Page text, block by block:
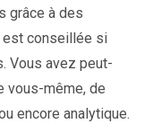
grâce à des
est conseillée si
Vous avez peut-
vous-même, de
encore analytique.